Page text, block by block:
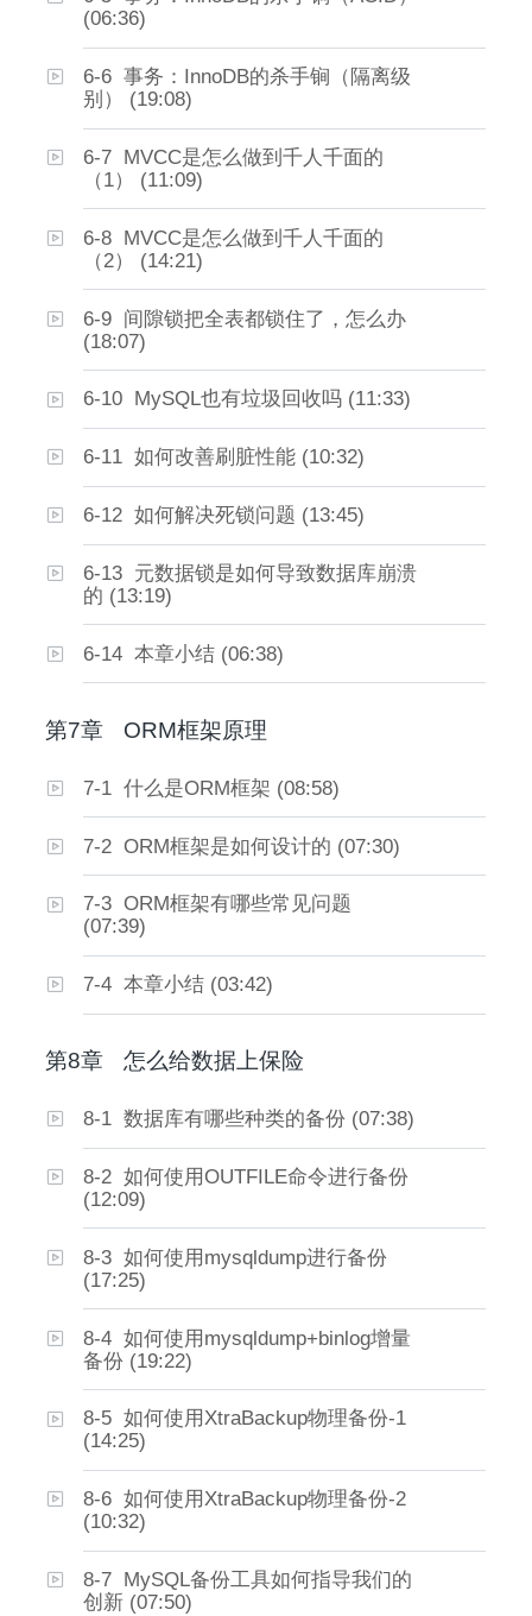
(06:36)
6-6 事务：InnoDB的杀手锏（隔离级
别） (19:08)
6-7 MVCC是怎么做到千人千面的
（1） (11:09)
6-8 MVCC是怎么做到千人千面的
（2） (14:21)
6-9 间隙锁把全表都锁住了，怎么办
(18:07)
6-10 MySQL也有垃圾回收吗 (11:33)
6-11 如何改善刷脏性能 (10:32)
6-12 如何解决死锁问题 (13:45)
6-13 元数据锁是如何导致数据库崩溃
的 (13:19)
6-14 本章小结 (06:38)
第7章 ORM框架原理
7-1 什么是ORM框架 (08:58)
7-2 ORM框架是如何设计的 (07:30)
7-3 ORM框架有哪些常见问题
(07:39)
7-4 本章小结 (03:42)
第8章 怎么给数据上保险
8-1 数据库有哪些种类的备份 (07:38)
8-2 如何使用OUTFILE命令进行备份
(12:09)
8-3 如何使用mysqldump进行备份
(17:25)
8-4 如何使用mysqldump+binlog增量
备份 (19:22)
8-5 如何使用XtraBackup物理备份-1
(14:25)
8-6 如何使用XtraBackup物理备份-2
(10:32)
8-7 MySQL备份工具如何指导我们的
创新 (07:50)